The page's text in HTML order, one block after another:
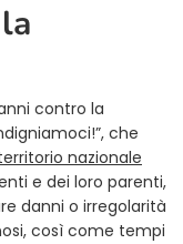
contro la
che
nazionale
e dei loro parenti,
danni o irregolarità
così come tempi